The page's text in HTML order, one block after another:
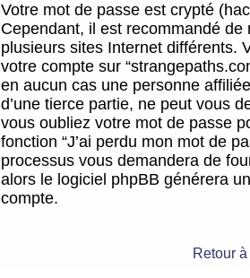
Votre mot de passe est crypté
Cependant, il est recommandé
plusieurs sites Internet différents.
votre compte sur
en aucun cas une personne
d’une tierce partie, ne peut vous
vous oubliez votre mot de passe
fonction “J’ai perdu mon mot de
processus vous demandera de
alors le logiciel phpBB générera
compte.
Retour